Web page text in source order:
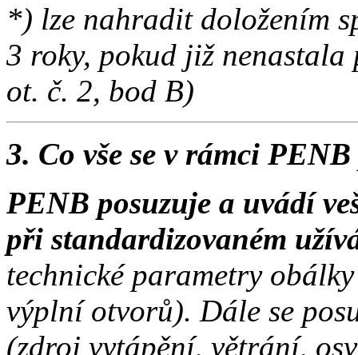
*) lze nahradit doložením
3 roky, pokud již
ot. č. 2, bod B)
3. Co vše se v rámci
PENB posuzuje a uvádí
při standardizovaném
technické parametry
výplní otvorů). Dále se
(zdroj vytápění, větrání,